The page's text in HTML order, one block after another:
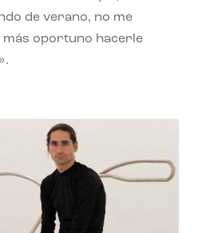
de verano, no me
más oportuno hacerle